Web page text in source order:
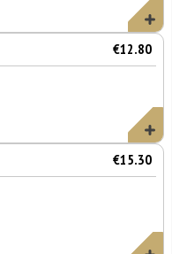
€12.80
€15.30